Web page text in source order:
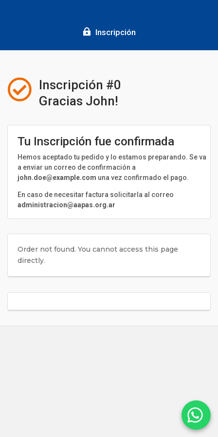
 Inscripción
 Inscripción #0
Gracias John!
Tu Inscripción fue confirmada
Hemos aceptado tu pedido y lo estamos preparando. Se va
a enviar un correo de confirmación a
john.doe@example.com una vez confirmado el pago.
En caso de necesitar factura solicitarla al correo
administracion@aapas.org.ar
Order not found. You cannot access this page
directly.